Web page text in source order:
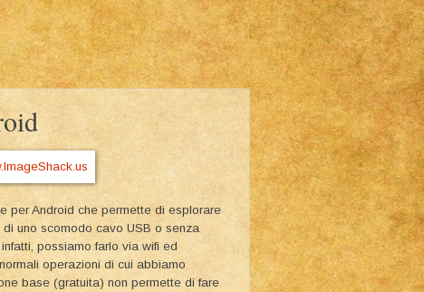
per Android che permette di esplorare
uno scomodo cavo USB o senza
possiamo farlo via wifi ed
operazioni di cui abbiamo
base (gratuita) non permette di fare